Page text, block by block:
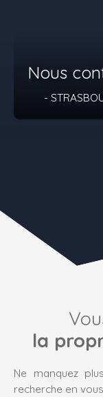
Nous
-
la
Ne manquez
recherche en